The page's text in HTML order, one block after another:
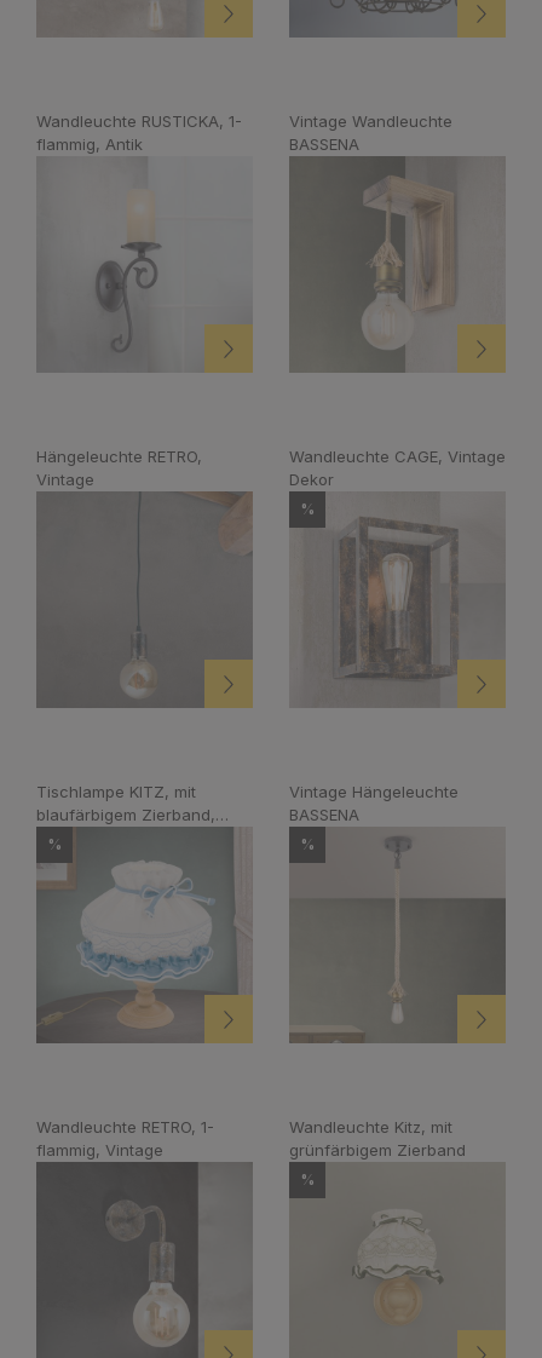
Wandleuchte RUSTICKA, 1-
flammig, Antik
Vintage Wandleuchte
BASSENA
Hängeleuchte RETRO,
Vintage
Wandleuchte CAGE, Vintage
Dekor
%
Tischlampe KITZ, mit
blaufärbigem Zierband,
mittel
%
Vintage Hängeleuchte
BASSENA
%
Wandleuchte RETRO, 1-
flammig, Vintage
Wandleuchte Kitz, mit
grünfärbigem Zierband
%